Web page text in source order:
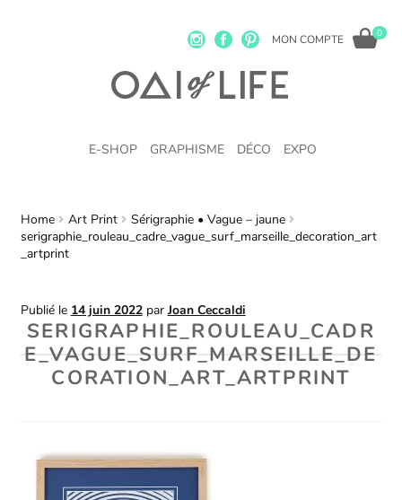
MON COMPTE 0
E-SHOP GRAPHISME DÉCO EXPO
Home Art Print
Sérigraphie • Vague – jaune
serigraphie_rouleau_cadre_vague_surf_marseille_decoration_art
_artprint
Publié le 14 juin 2022 parJoan Ceccaldi
SERIGRAPHIE_ROULEAU_CADR
E_VAGUE_SURF_MARSEILLE_DE
CORATION_ART_ARTPRINT